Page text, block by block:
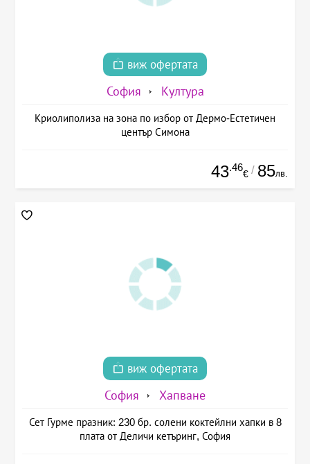
виж офертата
София Култура
Криолиполиза на зона по избор от Дермо-Естетичен
център Симона
43.46
€ / 85лв.
виж офертата
София Хапване
Сет Гурме празник: 230 бр. солени коктейлни хапки в 8
плата от Деличи кетъринг, София